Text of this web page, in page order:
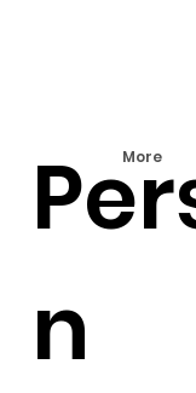
n
More